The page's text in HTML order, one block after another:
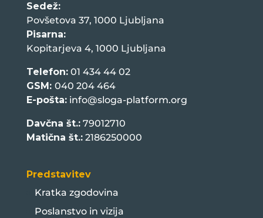
Sedež:
Povšetova 37, 1000 Ljubljana
Pisarna:
Kopitarjeva 4, 1000 Ljubljana
Telefon:01 434 44 02
GSM: 040 204 464
E-pošta: info@sloga-platform.org
Davčna št.:79012710
Matična št.:2186250000
Predstavitev
Kratka zgodovina
Poslanstvo in vizija